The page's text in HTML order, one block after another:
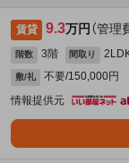
賃貸 9.3万円（管理
階数 3階 間取り
敷/礼
不要/150,000円
情報提供元